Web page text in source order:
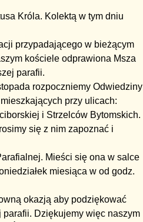
Króla. Kolektą w tym dniu
przypadającego w bieżącym
kościele odprawiona Msza
parafii.
rozpoczniemy Odwiedziny
przy ulicach:
i Strzelców Bytomskich.
się z nim zapoznać i
Mieści się ona w salce
miesiąca w od godz.
okazją aby podziękować
Dziękujemy więc naszym